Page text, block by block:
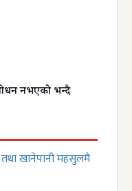
नभएको भन्दै